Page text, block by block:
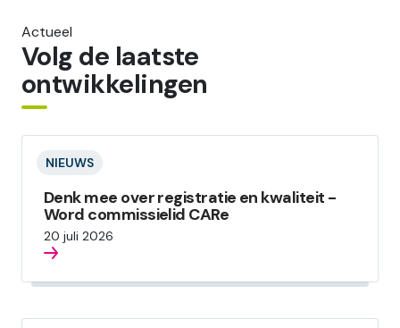
Actueel
Volg de laatste
ontwikkelingen
NIEUWS
Denk mee over registratie en kwaliteit -
Word commissielid CARe
20 juli 2026